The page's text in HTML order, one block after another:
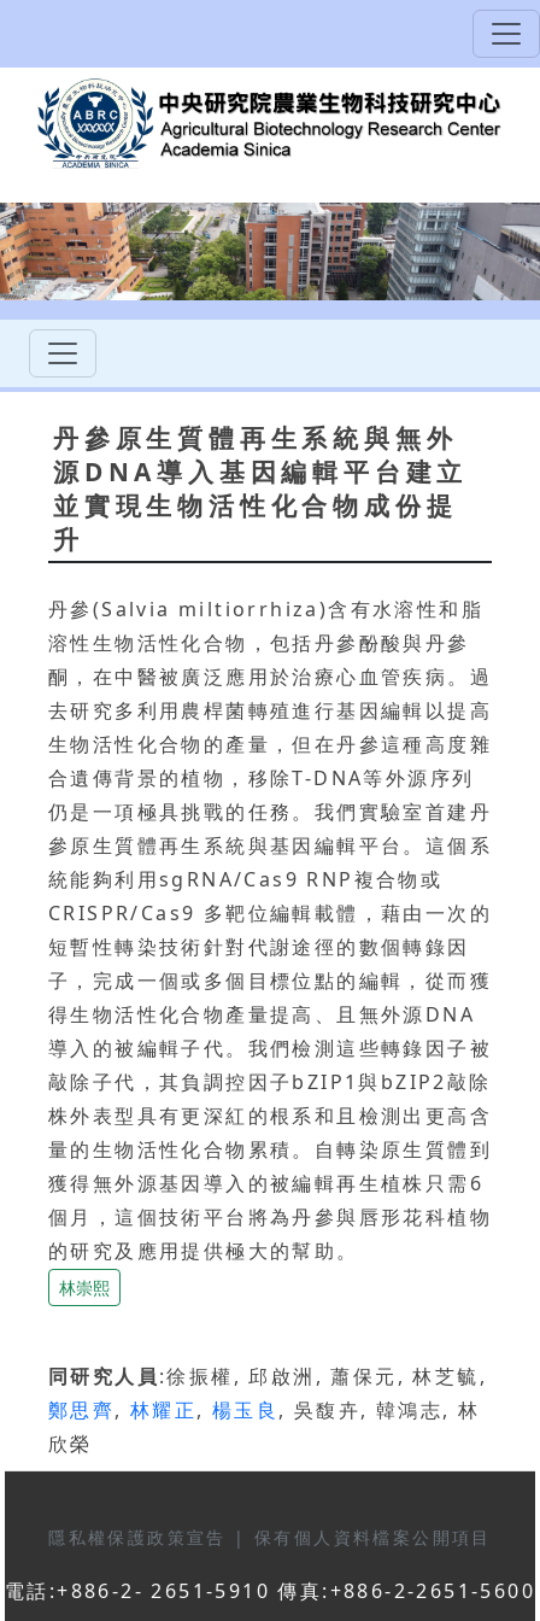
丹參原生質體再生系統與無外
源DNA導入基因編輯平台建立
並實現生物活性化合物成份提
升
丹參(Salvia miltiorrhiza)含有水溶性和脂
溶性生物活性化合物，包括丹參酚酸與丹參
酮，在中醫被廣泛應用於治療心血管疾病。過
去研究多利用農桿菌轉殖進行基因編輯以提高
生物活性化合物的產量，但在丹參這種高度雜
合遺傳背景的植物，移除T-DNA等外源序列
仍是一項極具挑戰的任務。我們實驗室首建丹
參原生質體再生系統與基因編輯平台。這個系
統能夠利用sgRNA/Cas9 RNP複合物或
CRISPR/Cas9 多靶位編輯載體，藉由一次的
短暫性轉染技術針對代謝途徑的數個轉錄因
子，完成一個或多個目標位點的編輯，從而獲
得生物活性化合物產量提高、且無外源DNA
導入的被編輯子代。我們檢測這些轉錄因子被
敲除子代，其負調控因子bZIP1與bZIP2敲除
株外表型具有更深紅的根系和且檢測出更高含
量的生物活性化合物累積。自轉染原生質體到
獲得無外源基因導入的被編輯再生植株只需6
個月，這個技術平台將為丹參與唇形花科植物
的研究及應用提供極大的幫助。
林崇熙
同研究人員:徐振權, 邱啟洲, 蕭保元, 林芝毓,
鄭思齊,林耀正,楊玉良 , 吳馥卉, 韓鴻志, 林
欣榮
隱私權保護政策宣告 | 保有個人資料檔案公開項目
電話:+886-2- 2651-5910 傳真:+886-2-2651-5600